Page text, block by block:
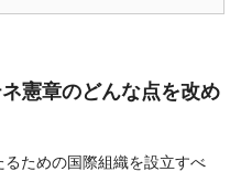
憲章のどんな点を改め
ための国際組織を設立すべ